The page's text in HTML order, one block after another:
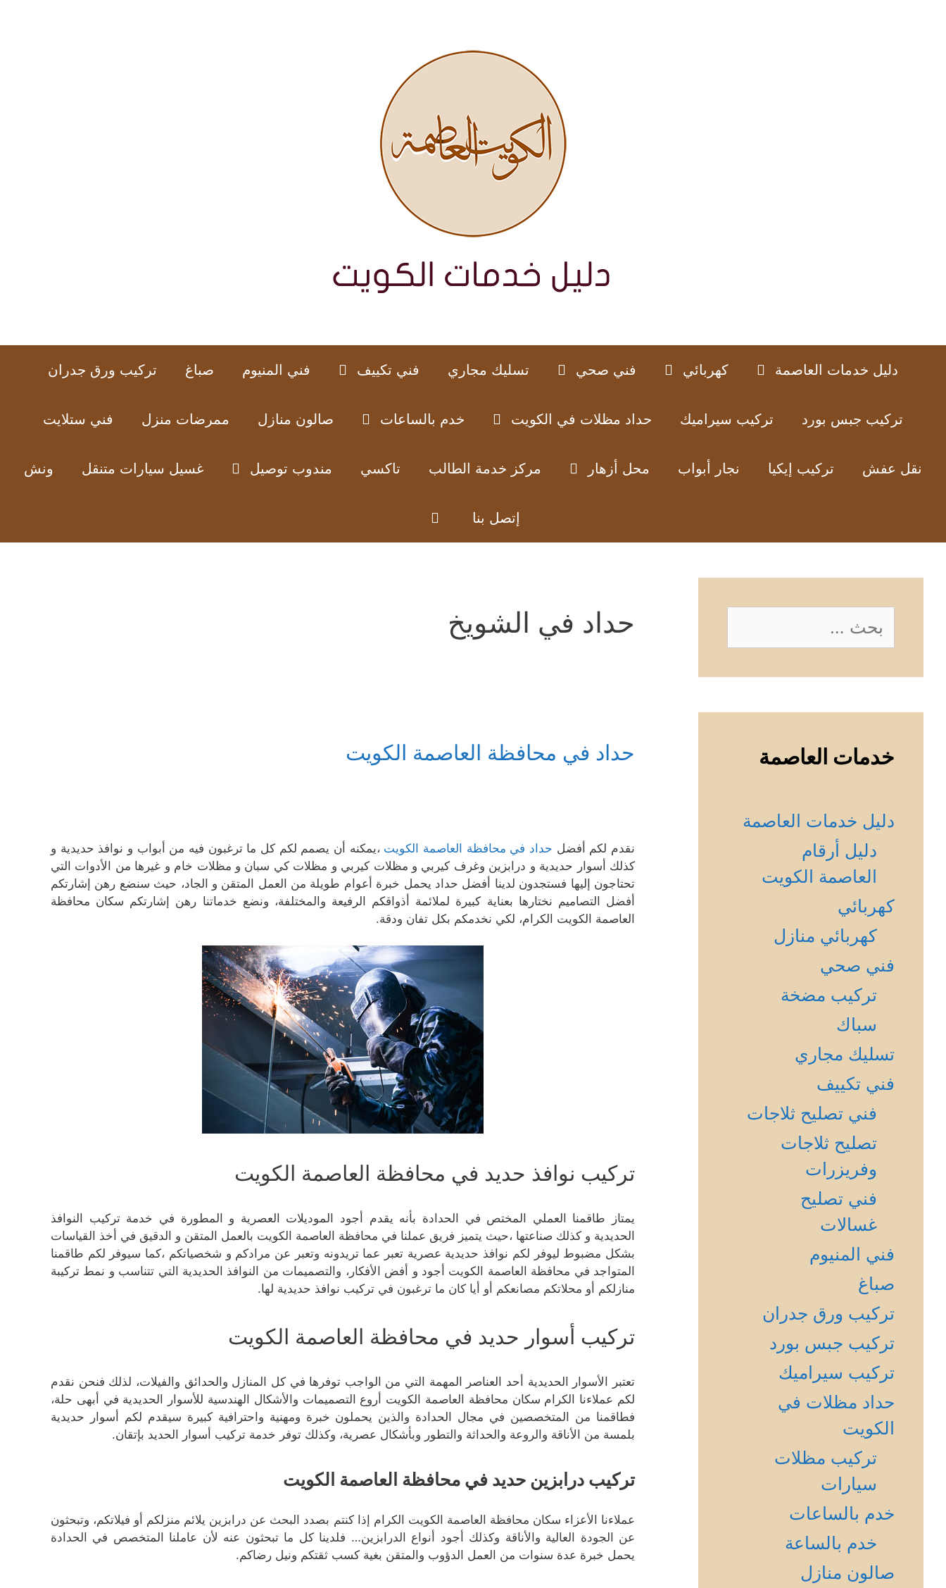
دليل خدمات العاصمة كهربائي فني صحي تسليك مجاري فني تكييف فني المنيوم صباغ تركيب ورق جدران
تركيب جبس بورد تركيب سيراميك حداد مظلات في الكويت خدم بالساعات صالون منازل ممرضات منزل فني ستلايت
نقل عفش تركيب إيكيا نجار أبواب محل أزهار مركز خدمة الطالب تاكسي مندوب توصيل غسيل سيارات متنقل ونش
إتصل بنا
حداد في الشويخ
حداد في محافظة العاصمة الكويت
نقدم لكم أفضل حداد في محافظة العاصمة الكويت ،يمكنه أن يصمم لكم كل ما ترغبون فيه من أبواب و نوافذ حديدية و
كذلك أسوار حديدية و درابزين وغرف كيربي و مظلات كيربي و مظلات كي سبان و مظلات خام و غيرها من الأدوات التي
تحتاجون إليها فستجدون لدينا أفضل حداد يحمل خبرة أعوام طويلة من العمل المتقن و الجاد، حيث سنضع رهن إشارتكم
أفضل التصاميم نختارها بعناية كبيرة لملائمة أذواقكم الرفيعة والمختلفة، ونضع خدماتنا رهن إشارتكم سكان محافظة
العاصمة الكويت الكرام، لكي نخدمكم بكل تفان ودقة.
تركيب نوافذ حديد في محافظة العاصمة الكويت
يمتاز طاقمنا العملي المختص في الحدادة بأنه يقدم أجود الموديلات العصرية و المطورة في خدمة تركيب النوافذ
الحديدية و كذلك صناعتها ،حيث يتميز فريق عملنا في محافظة العاصمة الكويت بالعمل المتقن و الدقيق في أخذ القياسات
بشكل مضبوط ليوفر لكم نوافذ حديدية عصرية تعبر عما تريدونه وتعبر عن مرادكم و شخصياتكم ،كما سيوفر لكم طاقمنا
المتواجد في محافظة العاصمة الكويت أجود و أفض الأفكار، والتصميمات من النوافذ الحديدية التي تتناسب و نمط تركيبة
منازلكم أو محلاتكم مصانعكم أو أيا كان ما ترغبون في تركيب نوافذ حديدية لها.
تركيب أسوار حديد في محافظة العاصمة الكويت
تعتبر الأسوار الحديدية أحد العناصر المهمة التي من الواجب توفرها في كل المنازل والحدائق والفيلات، لذلك فنحن نقدم
لكم عملاءنا الكرام سكان محافظة العاصمة الكويت أروع التصميمات والأشكال الهندسية للأسوار الحديدية في أبهى حلة،
فطاقمنا من المتخصصين في مجال الحدادة والذين يحملون خبرة ومهنية واحترافية كبيرة سيقدم لكم أسوار حديدية
بلمسة من الأناقة والروعة والحداثة والتطور وبأشكال عصرية، وكذلك توفر خدمة تركيب أسوار الحديد بإتقان.
تركيب درابزين حديد في محافظة العاصمة الكويت
عملاءنا الأعزاء سكان محافظة العاصمة الكويت الكرام إذا كنتم بصدد البحث عن درابزين يلائم منزلكم أو فيلاتكم، وتبحثون
عن الجودة العالية والأناقة وكذلك أجود أنواع الدرابزين… فلدينا كل ما تبحثون عنه لأن عاملنا المتخصص في الحدادة
يحمل خبرة عدة سنوات من العمل الدؤوب والمتقن بغية كسب ثقتكم ونيل رضاكم.
البحث
عن:
خدمات العاصمة
دليل خدمات العاصمة
دليل أرقام
العاصمة الكويت
كهربائي
كهربائي منازل
فني صحي
تركيب مضخة
سباك
تسليك مجاري
فني تكييف
فني تصليح ثلاجات
تصليح ثلاجات
وفريزرات
فني تصليح
غسالات
فني المنيوم
صباغ
تركيب ورق جدران
تركيب جبس بورد
تركيب سيراميك
حداد مظلات في
الكويت
تركيب مظلات
سيارات
خدم بالساعات
خدم بالساعة
صالون منازل